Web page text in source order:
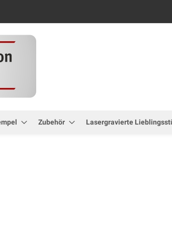
Zubehör Lasergravierte